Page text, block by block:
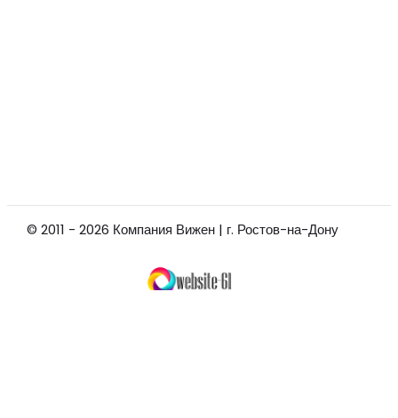
© 2011 - 2026 Компания Вижен | г. Ростов-на-Дону